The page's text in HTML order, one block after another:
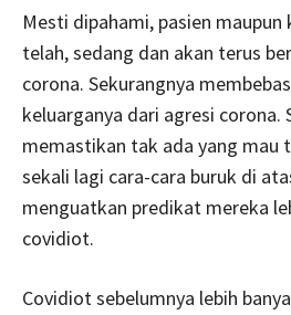
Mesti dipahami, pasien maupun
telah, sedang dan akan terus
corona. Sekurangnya
keluarganya dari agresi corona.
memastikan tak ada yang mau
sekali lagi cara-cara buruk di
menguatkan predikat mereka
covidiot.
Covidiot sebelumnya lebih